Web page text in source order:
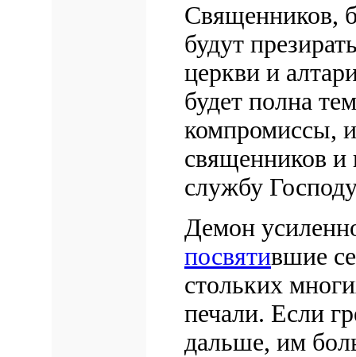
Священников,
будут
церкви и
будет полна
компромиссы,
священников и
службу
Демон
посвятившие
стольких
печали. Если
дальше, им